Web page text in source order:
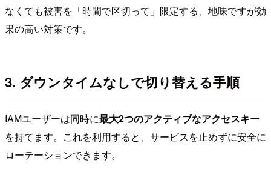
なくても被害を「時間で区切って」限定する、地味ですが効
果の高い対策です。
3. ダウンタイムなしで切り替える手順
IAMユーザーは同時に最大2つのアクティブなアクセスキー
を持てます。これを利用すると、サービスを止めずに安全に
ローテーションできます。